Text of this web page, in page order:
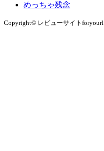
めっちゃ残念
Copyright© レビューサイト